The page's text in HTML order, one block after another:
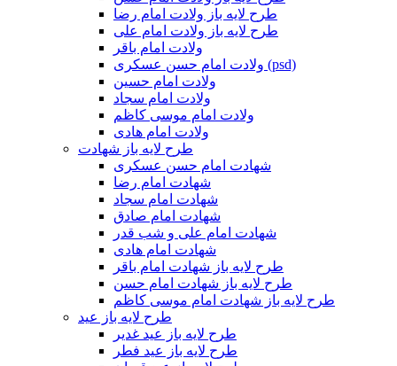
طرح لایه باز ولادت امام رضا
طرح لایه باز ولادت امام علی
ولادت امام باقر
ولادت امام حسن عسکری (psd)
ولادت امام حسین
ولادت امام سجاد
ولادت امام موسی کاظم
ولادت امام هادی
طرح لایه باز شهادت
شهادت امام حسن عسکری
شهادت امام رضا
شهادت امام سجاد
شهادت امام صادق
شهادت امام علی و شب قدر
شهادت امام هادی
طرح لایه باز شهادت امام باقر
طرح لایه باز شهادت امام حسن
طرح لایه باز شهادت امام موسی کاظم
طرح لایه باز عید
طرح لایه باز عید غدیر
طرح لایه باز عید فطر